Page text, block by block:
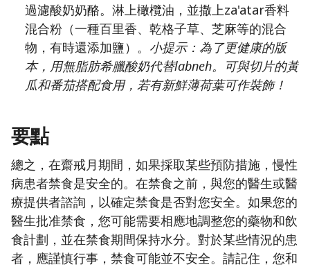
過濾酸奶奶酪。淋上橄欖油，並撒上za'atar香料
混合粉（一種百里香、乾格子草、芝麻等的混合
物，有時還添加鹽）。 小提示：為了更健康的版
本，用無脂肪希臘酸奶代替labneh。可與切片的黃
瓜和番茄搭配食用，若有新鮮薄荷葉可作裝飾！
要點
總之，在齋戒月期間，如果採取某些預防措施，慢性
病患者禁食是安全的。在禁食之前，與您的醫生或醫
療提供者諮詢，以確定禁食是否對您安全。如果您的
醫生批准禁食，您可能需要相應地調整您的藥物和飲
食計劃，並在禁食期間保持水分。對於某些情況的患
者，應謹慎行事，禁食可能並不安全。請記住，您和